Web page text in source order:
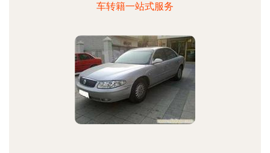
车转籍一站式服务